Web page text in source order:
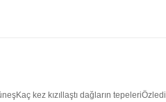
kez kızıllaştı dağların